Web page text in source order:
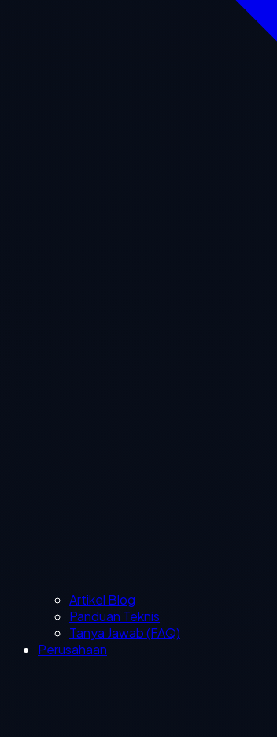
Artikel Blog
Panduan Teknis
Tanya Jawab (FAQ)
Perusahaan